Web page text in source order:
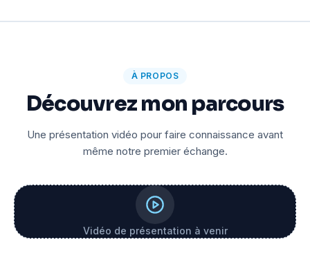
À PROPOS
Découvrez mon parcours
Une présentation vidéo pour faire connaissance avant
même notre premier échange.
Vidéo de présentation à venir